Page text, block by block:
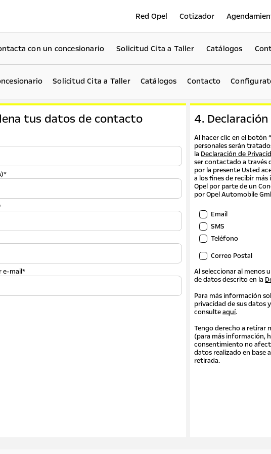
Red Opel Cotizador
con un concesionario Solicitud Cita a Taller Catálogos
Solicitud Cita a Taller Catálogos Contacto
tus datos de contacto
e-mail*
4.
Al hacer clic en el botón
personales serán
la Declaración de
ser contactado a través
por la presente Usted
a los fines de recibir
Opel por parte de un
por Opel Automobile
Email
SMS
Teléfono
Correo Postal
Al seleccionar al menos
de datos descrito en la
Para más información
privacidad de sus
consulteaquí.
Tengo derecho a retirar
(para más información,
consentimiento no
datos realizado en base
retirada.